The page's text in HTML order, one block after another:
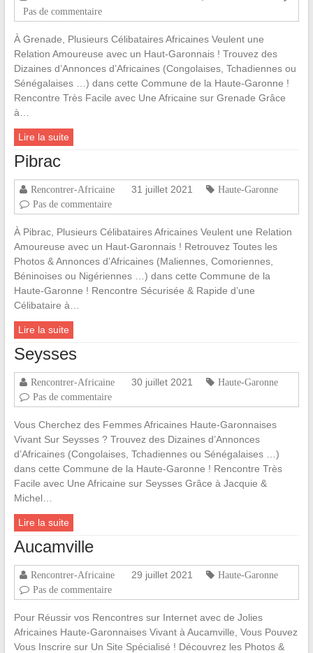
Pas de commentaire
À Grenade, Plusieurs Célibataires Africaines Veulent une
Relation Amoureuse avec un Haut-Garonnais ! Trouvez des
Dizaines d’Annonces d’Africaines (Congolaises, Tchadiennes ou
Sénégalaises …) dans cette Commune de la Haute-Garonne !
Rencontre Très Facile avec Une Africaine sur Grenade Grâce
à…
Lire la suite
Pibrac
Rencontrer-Africaine 31 juillet 2021
Haute-Garonne
Pas de commentaire
À Pibrac, Plusieurs Célibataires Africaines Veulent une Relation
Amoureuse avec un Haut-Garonnais ! Retrouvez Toutes les
Photos & Annonces d’Africaines (Maliennes, Comoriennes,
Béninoises ou Nigériennes …) dans cette Commune de la
Haute-Garonne ! Rencontre Sécurisée & Rapide d’une
Célibataire à…
Lire la suite
Seysses
Rencontrer-Africaine 30 juillet 2021
Haute-Garonne
Pas de commentaire
Vous Cherchez des Femmes Africaines Haute-Garonnaises
Vivant Sur Seysses ? Trouvez des Dizaines d’Annonces
d’Africaines (Congolaises, Tchadiennes ou Sénégalaises …)
dans cette Commune de la Haute-Garonne ! Rencontre Très
Facile avec Une Africaine sur Seysses Grâce à Jacquie &
Michel…
Lire la suite
Aucamville
Rencontrer-Africaine 29 juillet 2021
Haute-Garonne
Pas de commentaire
Pour Réussir vos Rencontres sur Internet avec de Jolies
Africaines Haute-Garonnaises Vivant à Aucamville, Vous Pouvez
Vous Inscrire sur Un Site Spécialisé ! Découvrez les Photos &